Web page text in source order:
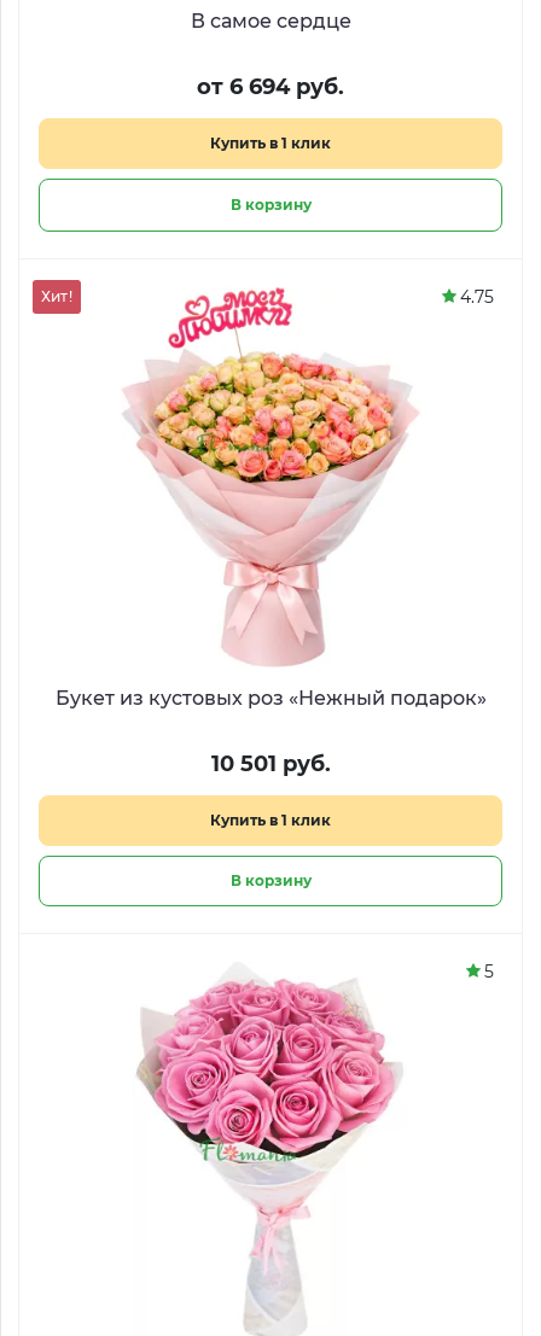
В самое сердце
от 6 694 руб.
Купить в 1 клик
В корзину
Букет из кустовых роз «Нежный подарок»
10 501 руб.
Купить в 1 клик
В корзину
Хит! 4.75
5